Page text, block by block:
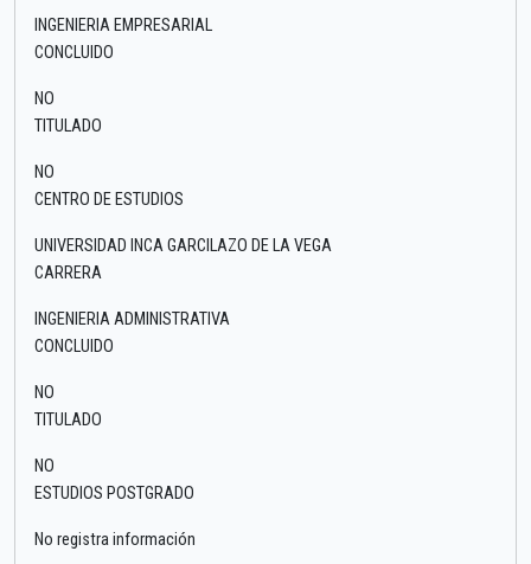
INGENIERIA EMPRESARIAL
CONCLUIDO
NO
TITULADO
NO
CENTRO DE ESTUDIOS
UNIVERSIDAD INCA GARCILAZO DE LA VEGA
CARRERA
INGENIERIA ADMINISTRATIVA
CONCLUIDO
NO
TITULADO
NO
ESTUDIOS POSTGRADO
No registra información